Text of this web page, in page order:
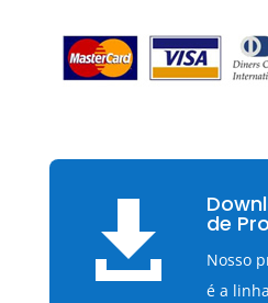
 de
Nosso
é a